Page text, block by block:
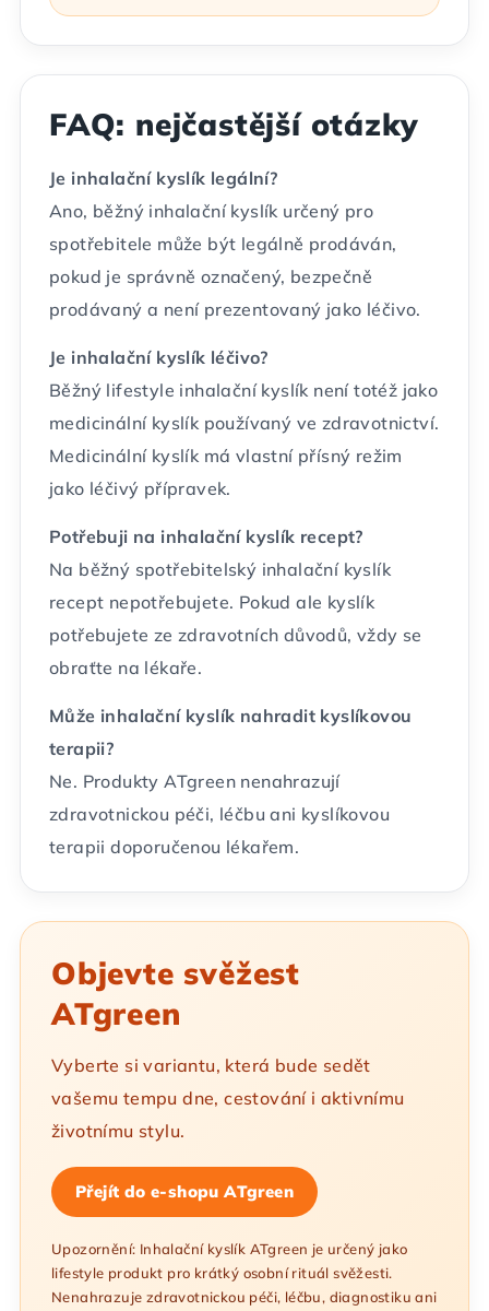
FAQ: nejčastější otázky
Je inhalační kyslík legální?
Ano, běžný inhalační kyslík určený pro
spotřebitele může být legálně prodáván,
pokud je správně označený, bezpečně
prodávaný a není prezentovaný jako léčivo.
Je inhalační kyslík léčivo?
Běžný lifestyle inhalační kyslík není totéž jako
medicinální kyslík používaný ve zdravotnictví.
Medicinální kyslík má vlastní přísný režim
jako léčivý přípravek.
Potřebuji na inhalační kyslík recept?
Na běžný spotřebitelský inhalační kyslík
recept nepotřebujete. Pokud ale kyslík
potřebujete ze zdravotních důvodů, vždy se
obraťte na lékaře.
Může inhalační kyslík nahradit kyslíkovou
terapii?
Ne. Produkty ATgreen nenahrazují
zdravotnickou péči, léčbu ani kyslíkovou
terapii doporučenou lékařem.
Objevte svěžest
ATgreen
Vyberte si variantu, která bude sedět
vašemu tempu dne, cestování i aktivnímu
životnímu stylu.
Přejít do e-shopu ATgreen
Upozornění: Inhalační kyslík ATgreen je určený jako
lifestyle produkt pro krátký osobní rituál svěžesti.
Nenahrazuje zdravotnickou péči, léčbu, diagnostiku ani